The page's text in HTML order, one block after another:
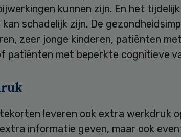
kunnen zijn. En het
schadelijk zijn. De
zeer jonge kinderen, patiënten
patiënten met beperkte cognitieve
leveren ook extra werkdruk
informatie geven, maar ook